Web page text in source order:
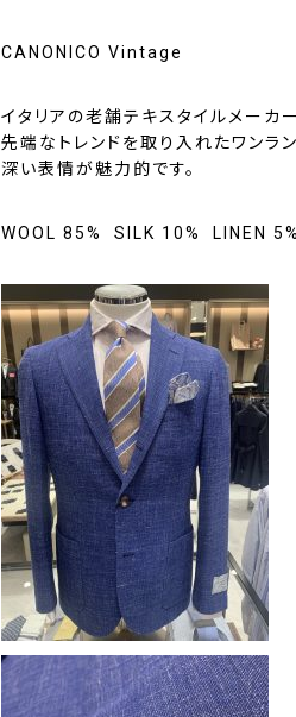
CANONICO Vintage
イタリアの老舗テキスタイルメーカ
先端なトレンドを取り入れたワンラ
深い表情が魅力的です。
WOOL 85% SILK 10% LINEN 5%